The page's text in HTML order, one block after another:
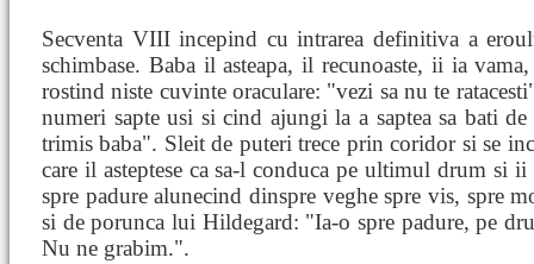
Secventa VIII incepind cu intrarea definitiva a
schimbase. Baba il asteapa, il recunoaste, ii ia
rostind niste cuvinte oraculare: "vezi sa nu te
numeri sapte usi si cind ajungi la a saptea sa bati
trimis baba". Sleit de puteri trece prin coridor si se
care il asteptese ca sa-l conduca pe ultimul drum si
spre padure alunecind dinspre veghe spre vis, spre
si de porunca lui Hildegard: "Ia-o spre padure, pe
Nu ne grabim.".